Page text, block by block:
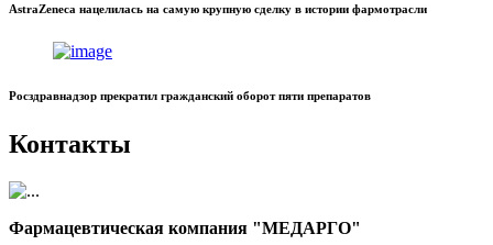
AstraZeneca нацелилась на самую крупную сделку в истории фармотрасли
Росздравнадзор прекратил гражданский оборот пяти препаратов
Контакты
Фармацевтическая компания "МЕДАРГО"